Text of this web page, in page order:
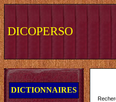
DICOPERSO
DICTIONNAIRES